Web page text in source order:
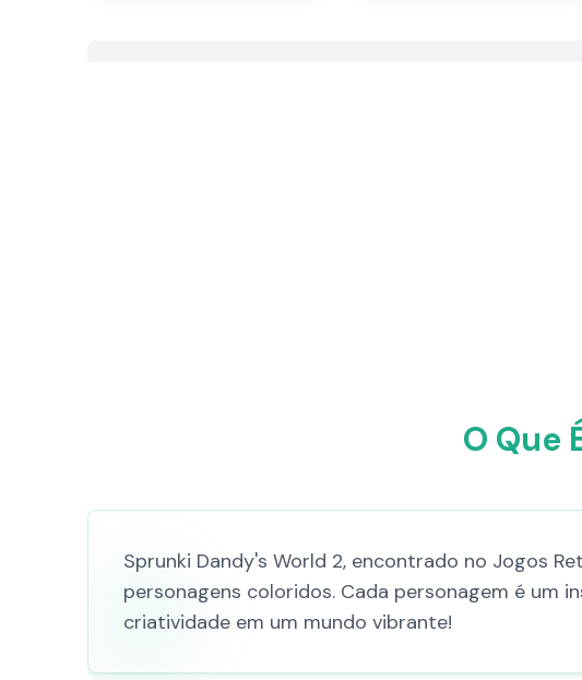
O Que
Sprunki Dandy's World 2, encontrado no Jogos
personagens coloridos. Cada personagem é um
criatividade em um mundo vibrante!